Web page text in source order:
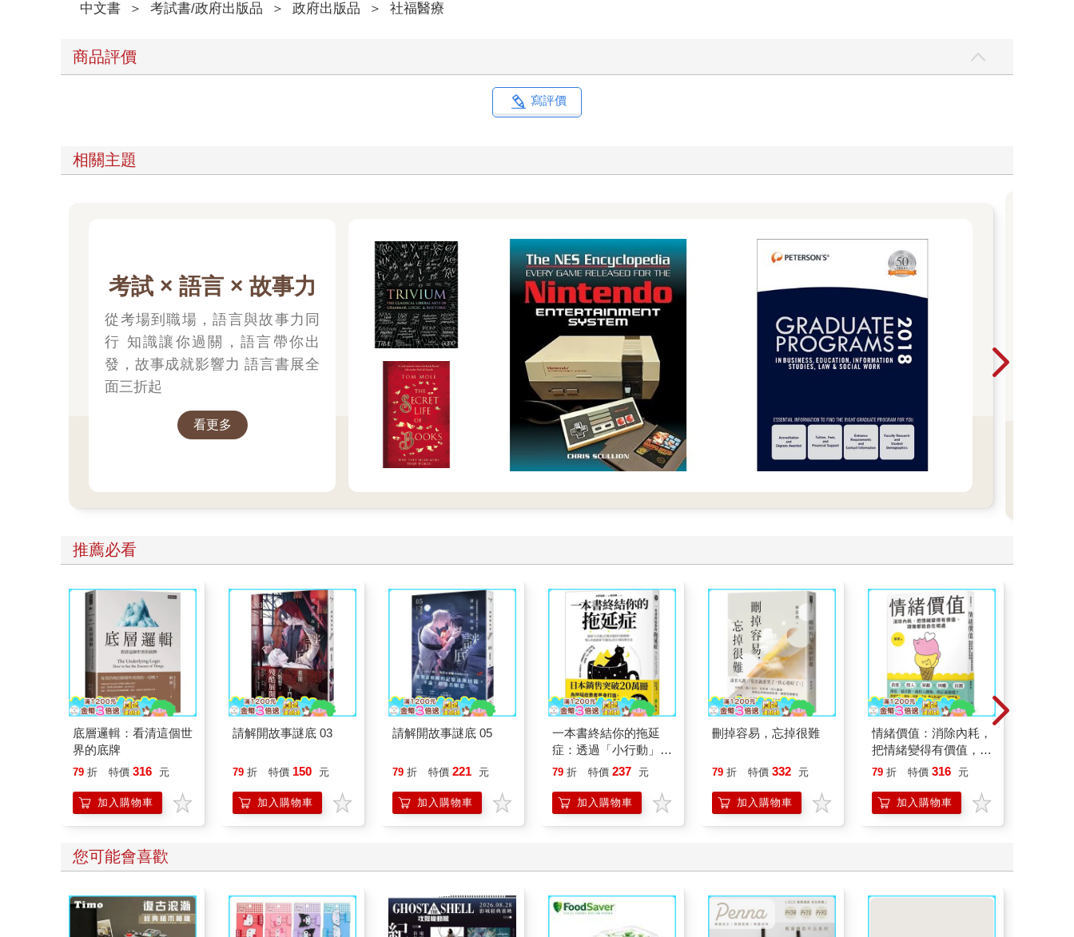
中文書 ＞ 考試書/政府出版品 ＞ 政府出版品 ＞ 社福醫療
商品評價
寫評價
相關主題
考試 × 語言 × 故事力
從考場到職場，語言與故事力同
行 知識讓你過關，語言帶你出
發，故事成就影響力 語言書展全
面三折起
看更多
推薦必看
底層邏輯：看清這個世
界的底牌
79 折 特價 316 元
加入購物車
請解開故事謎底 03
79 折 特價 150 元
加入購物車
請解開故事謎底 05
79 折 特價 221 元
加入購物車
一本書終結你的拖延
症：透過「小行動」打
開大腦的行動開關，懶
的37個科學方法
79 折 特價 237 元
加入購物車
刪掉容易，忘掉很難
79 折 特價 332 元
加入購物車
情緒價值：消除內耗，
把情緒變得有價值，跟
誰都能自在相處
79 折 特價 316 元
加入購物車
您可能會喜歡